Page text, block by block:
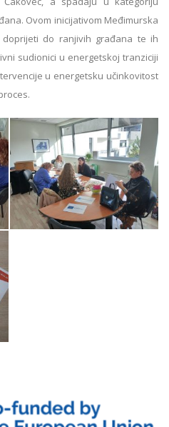
Ovom inicijativom Međimurska
doprijeti do ranjivih građana te ih
sudionici u energetskoj tranziciji
u energetsku učinkovitost